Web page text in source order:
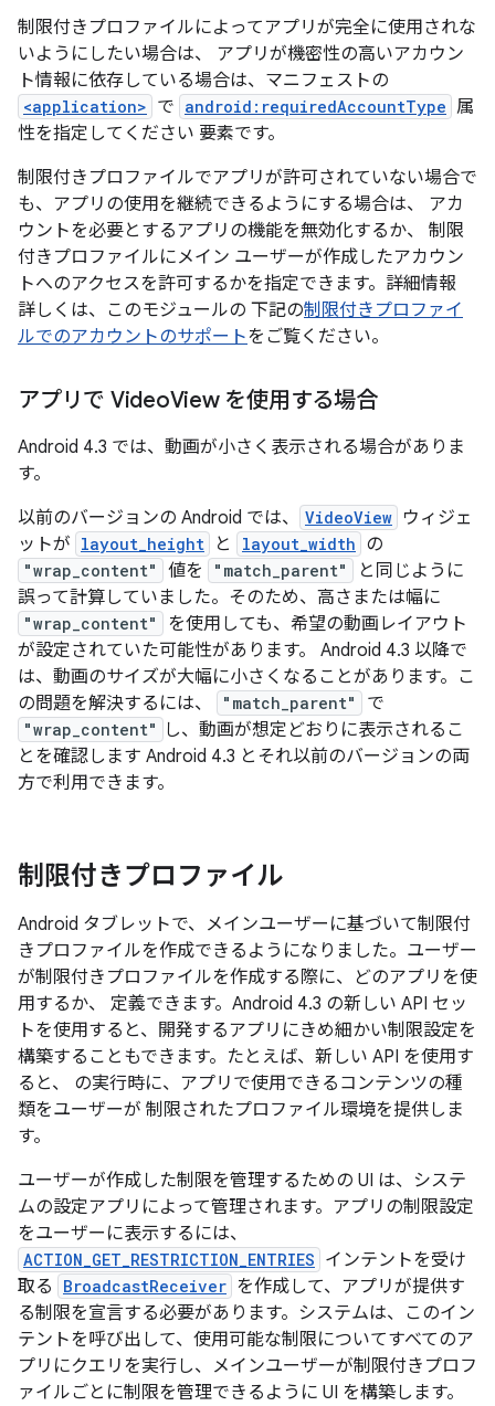
制限付きプロファイルによってアプリが完全に使用されな
いようにしたい場合は、 アプリが機密性の高いアカウン
ト情報に依存している場合は、マニフェストの
<application> で android:requiredAccountType 属
性を指定してください 要素です。
制限付きプロファイルでアプリが許可されていない場合で
も、アプリの使用を継続できるようにする場合は、 アカ
ウントを必要とするアプリの機能を無効化するか、 制限
付きプロファイルにメイン ユーザーが作成したアカウン
トへのアクセスを許可するかを指定できます。詳細情報
詳しくは、このモジュールの 下記の制限付きプロファイ
ルでのアカウントのサポートをご覧ください。
アプリで VideoView を使用する場合
Android 4.3 では、動画が小さく表示される場合がありま
す。
以前のバージョンの Android では、
VideoView ウィジェ
ットが layout_height と layout_width の
"wrap_content" 値を "match_parent"
と同じように
誤って計算していました。そのため、高さまたは幅に
"wrap_content"
を使用しても、希望の動画レイアウト
が設定されていた可能性があります。 Android 4.3 以降で
は、動画のサイズが大幅に小さくなることがあります。こ
の問題を解決するには、
"match_parent" で
"wrap_content" し、動画が想定どおりに表示されるこ
とを確認します Android 4.3 とそれ以前のバージョンの両
方で利用できます。
制限付きプロファイル
Android タブレットで、メインユーザーに基づいて制限付
きプロファイルを作成できるようになりました。ユーザー
が制限付きプロファイルを作成する際に、どのアプリを使
用するか、 定義できます。Android 4.3 の新しい API セッ
トを使用すると、開発するアプリにきめ細かい制限設定を
構築することもできます。たとえば、新しい API を使用す
ると、 の実行時に、アプリで使用できるコンテンツの種
類をユーザーが 制限されたプロファイル環境を提供しま
す。
ユーザーが作成した制限を管理するための UI は、システ
ムの設定アプリによって管理されます。アプリの制限設定
をユーザーに表示するには、
ACTION_GET_RESTRICTION_ENTRIES インテントを受け
取る
BroadcastReceiver を作成して、アプリが提供す
る制限を宣言する必要があります。システムは、このイン
テントを呼び出して、使用可能な制限についてすべてのア
プリにクエリを実行し、メインユーザーが制限付きプロフ
ァイルごとに制限を管理できるように UI を構築します。